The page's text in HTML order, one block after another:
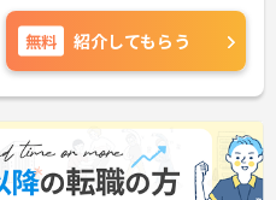
無料 紹介してもらう